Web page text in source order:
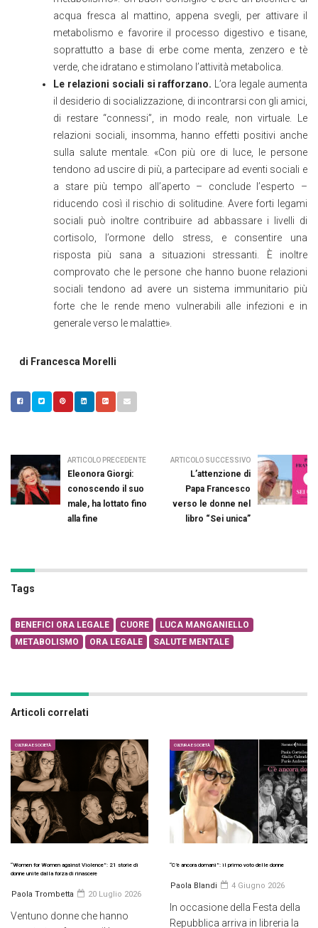
acqua fresca al mattino, appena svegli, per attivare il
metabolismo e favorire il processo digestivo e tisane,
soprattutto a base di erbe come menta, zenzero e tè
verde, che idratano e stimolano l’attività metabolica.
Le relazioni sociali si rafforzano.
L’ora legale aumenta
il desiderio di socializzazione, di incontrarsi con gli amici,
di restare “connessi”, in modo reale, non virtuale. Le
relazioni sociali, insomma, hanno effetti positivi anche
sulla salute mentale. «Con più ore di luce, le persone
tendono ad uscire di più, a partecipare ad eventi sociali e
a stare più tempo all’aperto – conclude l’esperto –
riducendo così il rischio di solitudine. Avere forti legami
sociali può inoltre contribuire ad abbassare i livelli di
cortisolo, l’ormone dello stress, e consentire una
risposta più sana a situazioni stressanti. È inoltre
comprovato che le persone che hanno buone relazioni
sociali tendono ad avere un sistema immunitario più
forte che le rende meno vulnerabili alle infezioni e in
generale verso le malattie».
di Francesca Morelli
ARTICOLO PRECEDENTE
Eleonora Giorgi:
conoscendo il suo
male, ha lottato fino
alla fine
ARTICOLO SUCCESSIVO
L’attenzione di
Papa Francesco
verso le donne nel
libro “Sei unica”
Tags
BENEFICI ORA LEGALE CUORE
LUCA MANGANIELLO
METABOLISMO
ORA LEGALE SALUTE MENTALE
Articoli correlati
CULTURA E SOCIETÀ
“Women for Women against Violence”: 21 storie di
donne unite dalla forza di rinascere
Paola Trombetta 20 Luglio 2026
Ventuno donne che hanno
CULTURA E SOCIETÀ
“C’è ancora domani”: il primo voto delle donne
Paola Blandi 4 Giugno 2026
In occasione della Festa della
Repubblica arriva in libreria la